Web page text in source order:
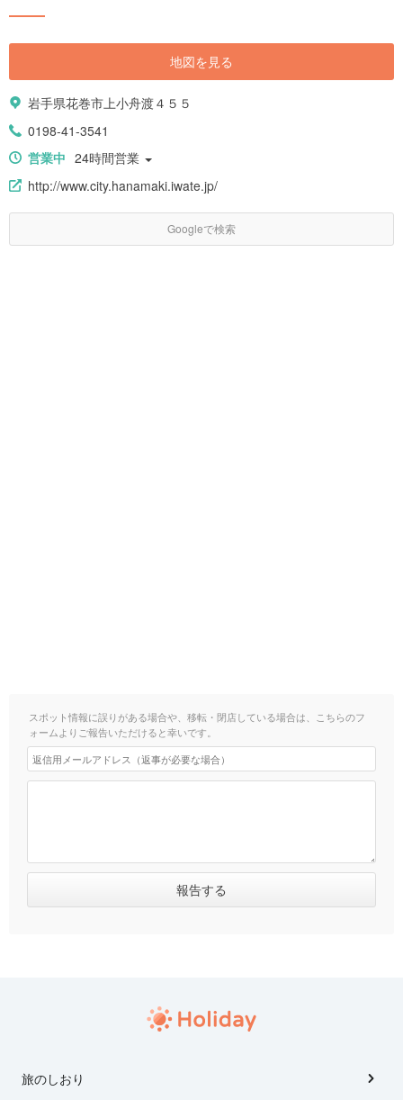
地図を見る
岩手県花巻市上小舟渡４５５
0198-41-3541
営業中 24時間営業
http://www.city.hanamaki.iwate.jp/
Googleで検索
スポット情報に誤りがある場合や、移転・閉店している場合は、こちらのフ
ォームよりご報告いただけると幸いです。
旅のしおり